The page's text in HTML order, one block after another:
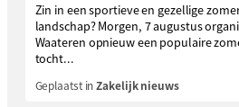
Zin in een sportieve en gezellige
landschap? Morgen, 7 augustus
Waateren opnieuw een populaire
tocht...
Geplaatst inZakelijk nieuws